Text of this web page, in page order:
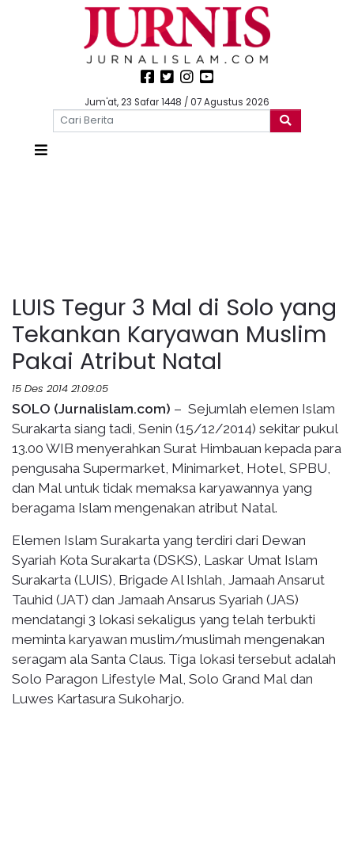
Jum'at, 23 Safar 1448 / 07 Agustus 2026
LUIS Tegur 3 Mal di Solo yang
Tekankan Karyawan Muslim
Pakai Atribut Natal
15 Des 2014 21:09:05
SOLO (Jurnalislam.com) – Sejumlah elemen Islam
Surakarta siang tadi, Senin (15/12/2014) sekitar pukul
13.00 WIB menyerahkan Surat Himbauan kepada para
pengusaha Supermarket, Minimarket, Hotel, SPBU,
dan Mal untuk tidak memaksa karyawannya yang
beragama Islam mengenakan atribut Natal.
Elemen Islam Surakarta yang terdiri dari Dewan
Syariah Kota Surakarta (DSKS), Laskar Umat Islam
Surakarta (LUIS), Brigade Al Ishlah, Jamaah Ansarut
Tauhid (JAT) dan Jamaah Ansarus Syariah (JAS)
mendatangi 3 lokasi sekaligus yang telah terbukti
meminta karyawan muslim/muslimah mengenakan
seragam ala Santa Claus. Tiga lokasi tersebut adalah
Solo Paragon Lifestyle Mal, Solo Grand Mal dan
Luwes Kartasura Sukoharjo.